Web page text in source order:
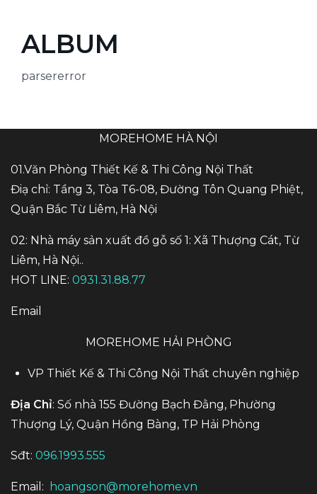
ALBUM
parsererror
MOREHOME HÀ NỘI
01.Văn Phòng Thiết Kế & Thi Công Nội Thất
Điạ chỉ: Tầng 3, Tòa T6-08, Đường Tôn Quang Phiệt,
Quận Bắc Từ Liêm, Hà Nội
02: Nhà máy sản xuất đồ gỗ số 1: Xã Thượng Cát, Từ
Liêm, Hà Nội..
HOT LINE: 0931.31.88.77
Email
MOREHOME HẢI PHÒNG
VP Thiết Kế & Thi Công Nội Thất chuyên nghiệp
Địa Chỉ: Số nhà 155 Đường Bạch Đằng, Phường
Thượng Lý, Quận Hồng Bàng, TP Hải Phòng
Sđt: 096.1993.555
Email: hoangson@morehome.vn